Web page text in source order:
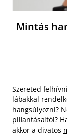
Mintás
Szereted
lábakkal
hangsúlyozni?
pillantásaitól?
akkor a divatos